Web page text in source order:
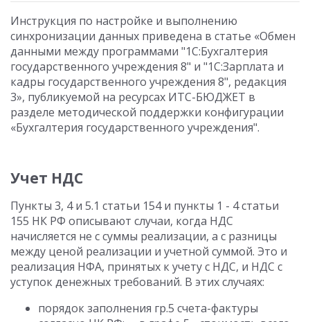
Инструкция по настройке и выполнению
синхронизации данных приведена в статье «Обмен
данными между программами "1С:Бухгалтерия
государственного учреждения 8" и "1С:Зарплата и
кадры государственного учреждения 8", редакция
3», публикуемой на ресурсах ИТС-БЮДЖЕТ в
разделе методической поддержки конфигурации
«Бухгалтерия государственного учреждения".
Учет НДС
Пункты 3, 4 и 5.1 статьи 154 и пункты 1 - 4 статьи
155 НК РФ описывают случаи, когда НДС
начисляется не с суммы реализации, а с разницы
между ценой реализации и учетной суммой. Это и
реализация НФА, принятых к учету с НДС, и НДС с
уступок денежных требований. В этих случаях:
порядок заполнения гр.5 счета-фактуры